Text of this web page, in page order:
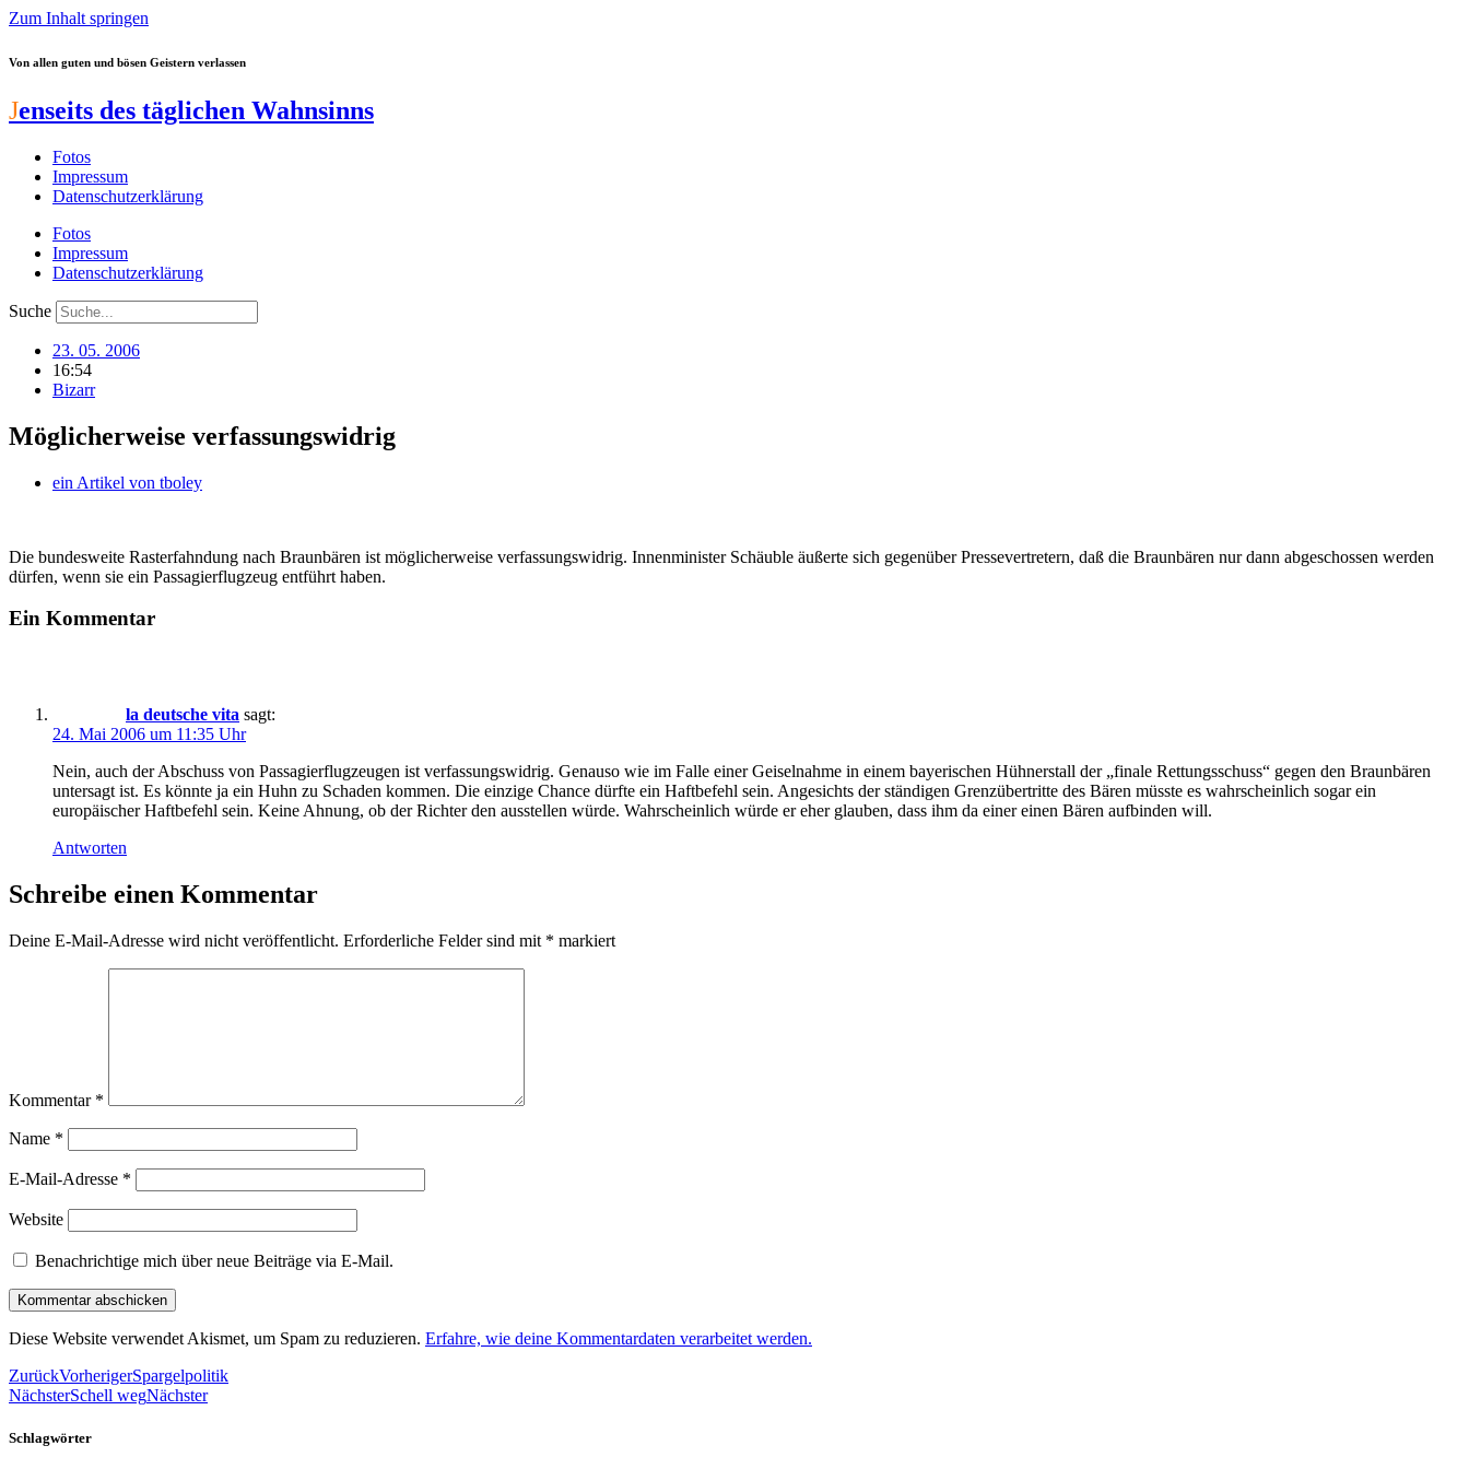
Zum Inhalt springen
Von allen guten und bösen Geistern verlassen
Jenseits des täglichen Wahnsinns
Fotos
Impressum
Datenschutzerklärung
Fotos
Impressum
Datenschutzerklärung
Suche
23. 05. 2006
16:54
Bizarr
Möglicherweise verfassungswidrig
ein Artikel von tboley
Die bundesweite Rasterfahndung nach Braunbären ist möglicherweise verfassungswidrig. Innenminister Schäuble äußerte sich gegenüber Pressevertretern, daß die Braunbären nur dann abgeschossen werden
dürfen, wenn sie ein Passagierflugzeug entführt haben.
Ein Kommentar
la deutsche vita sagt:
24. Mai 2006 um 11:35 Uhr
Nein, auch der Abschuss von Passagierflugzeugen ist verfassungswidrig. Genauso wie im Falle einer Geiselnahme in einem bayerischen Hühnerstall der „finale Rettungsschuss“ gegen den Braunbären
untersagt ist. Es könnte ja ein Huhn zu Schaden kommen. Die einzige Chance dürfte ein Haftbefehl sein. Angesichts der ständigen Grenzübertritte des Bären müsste es wahrscheinlich sogar ein
europäischer Haftbefehl sein. Keine Ahnung, ob der Richter den ausstellen würde. Wahrscheinlich würde er eher glauben, dass ihm da einer einen Bären aufbinden will.
Antworten
Schreibe einen Kommentar
Deine E-Mail-Adresse wird nicht veröffentlicht. Erforderliche Felder sind mit * markiert
Kommentar *
Name *
E-Mail-Adresse *
Website
Benachrichtige mich über neue Beiträge via E-Mail.
Diese Website verwendet Akismet, um Spam zu reduzieren. Erfahre, wie deine Kommentardaten verarbeitet werden.
ZurückVorherigerSpargelpolitik
NächsterSchell wegNächster
Schlagwörter